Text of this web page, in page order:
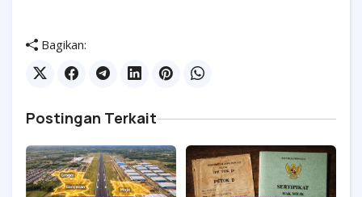
Bagikan:
Postingan Terkait